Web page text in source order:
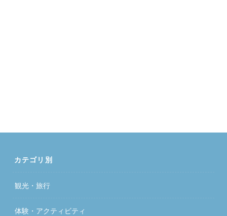
カテゴリ別
観光・旅行
体験・アクティビティ